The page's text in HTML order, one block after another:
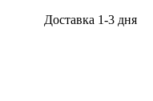
Доставка 1-3 дня